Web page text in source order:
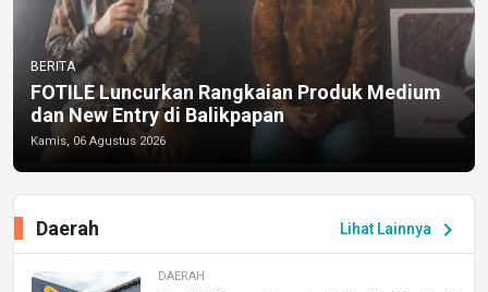
BERITA
FOTILE Luncurkan Rangkaian Produk Medium
dan New Entry di Balikpapan
Kamis, 06 Agustus 2026
Lihat Lainnya chevron_right
Daerah
DAERAH